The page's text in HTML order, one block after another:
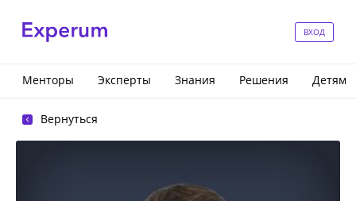
ВХОД
Менторы Эксперты Знания Решения Детям
Вернуться